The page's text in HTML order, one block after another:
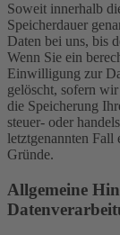
Soweit innerhalb
Speicherdauer
Daten bei uns, bis
Wenn Sie ein
Einwilligung zur
gelöscht, sofern
die Speicherung
steuer- oder
letztgenannten
Gründe.
Allgemeine